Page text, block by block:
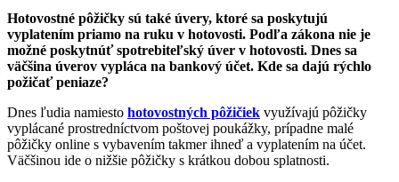
Hotovostné pôžičky sú také úvery, ktoré sa poskytujú
vyplatením priamo na ruku v hotovosti. Podľa zákona nie je
možné poskytnúť spotrebiteľský úver v hotovosti. Dnes sa
väčšina úverov vypláca na bankový účet. Kde sa dajú rýchlo
požičať peniaze?
Dnes ľudia namiesto hotovostných pôžičiek využívajú pôžičky
vyplácané prostredníctvom poštovej poukážky, prípadne malé
pôžičky online s vybavením takmer ihneď a vyplatením na účet.
Väčšinou ide o nižšie pôžičky s krátkou dobou splatnosti.